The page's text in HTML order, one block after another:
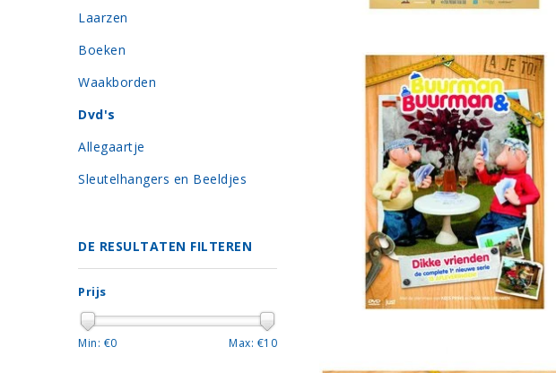
Laarzen
Boeken
Waakborden
Dvd's
Allegaartje
Sleutelhangers en Beeldjes
DE RESULTATEN FILTEREN
Prijs
Min: €0 Max: €10